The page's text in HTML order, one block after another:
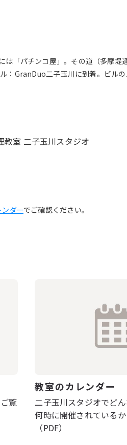
「パチンコ屋」。その道（多摩堤
：GranDuo二子玉川に到着。ビル
室 二子玉川スタジオ
ダーでご確認ください。
覧
教室のカレンダー
二子玉川スタジオでど
何時に開催されている
（PDF）